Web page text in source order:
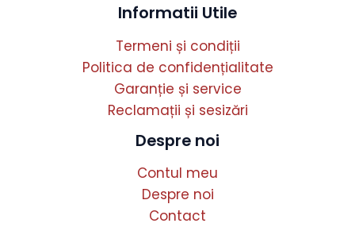
Informatii Utile
Termeni și condiții
Politica de confidențialitate
Garanție și service
Reclamații și sesizări
Despre noi
Contul meu
Despre noi
Contact